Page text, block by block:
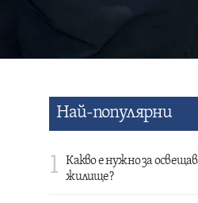
Най-популярни
1
Какво е нужно за
жилище?